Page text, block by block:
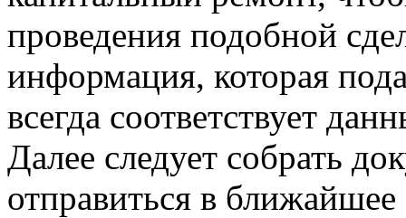
проведения подобной
информация, которая
всегда соответствует
Далее следует собрать
отправиться в ближайшее